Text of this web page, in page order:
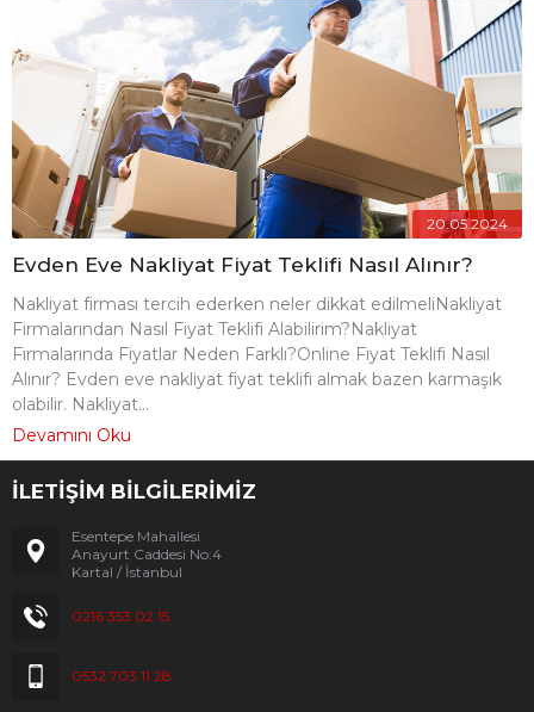
20.05.2024
Evden Eve Nakliyat Fiyat Teklifi Nasıl Alınır?
Nakliyat firması tercih ederken neler dikkat edilmeliNakliyat
Firmalarından Nasıl Fiyat Teklifi Alabilirim?Nakliyat
Firmalarında Fiyatlar Neden Farklı?Online Fiyat Teklifi Nasıl
Alınır? Evden eve nakliyat fiyat teklifi almak bazen karmaşık
olabilir. Nakliyat...
Devamını Oku
İLETİŞİM BİLGİLERİMİZ
Esentepe Mahallesi
Anayurt Caddesi No:4
Kartal / İstanbul
0216 353 02 15
0532 703 11 28